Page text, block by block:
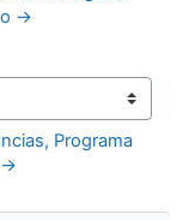
→
Programa
→